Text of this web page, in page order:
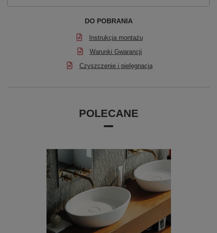
DO POBRANIA
Instrukcja montażu
Warunki Gwarancji
Czyszczenie i pielęgnacja
POLECANE